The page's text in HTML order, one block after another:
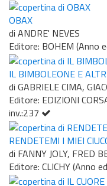
OBAX
di ANDRE' NEVES
Editore: BOHEM (Anno
IL BIMBOLEONE E
di GABRIELE CIMA,
Editore: EDIZIONI
inv.:237
RENDETEMI I MIEI
di FANNY JOLY, FRED
Editore: CLICHY (Anno